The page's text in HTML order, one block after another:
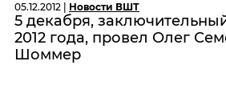
05.12.2012 | Новости ВШТ
5 декабря,
2012 года, провел Олег
Шоммер